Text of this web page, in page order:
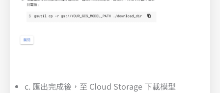
c. 匯出完成後，至 Cloud Storage 下載模型